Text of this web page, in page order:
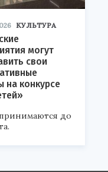
КУЛЬТУРА
могут
свои
на конкурсе
до